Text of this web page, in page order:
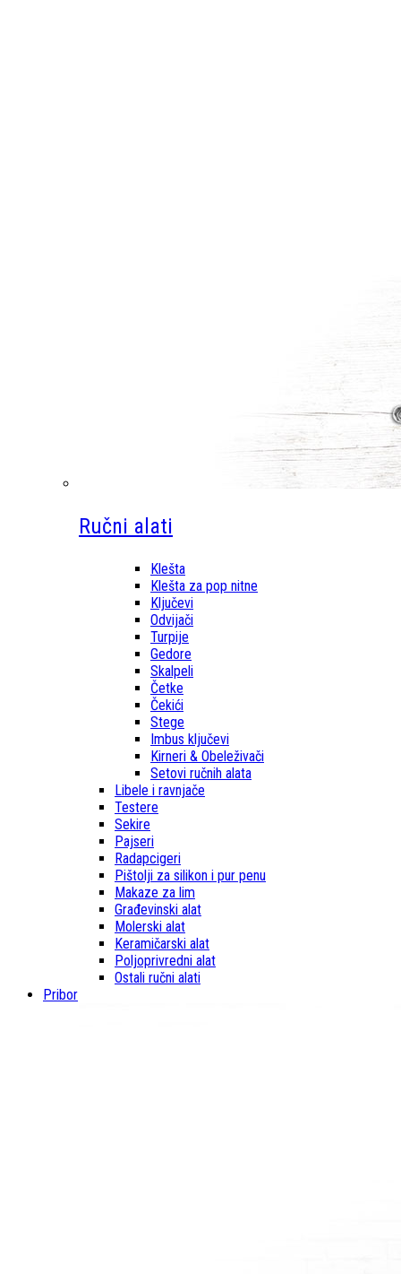
Ručni alati
Klešta
Klešta za pop nitne
Ključevi
Odvijači
Turpije
Gedore
Skalpeli
Četke
Čekići
Stege
Imbus ključevi
Kirneri & Obeleživači
Setovi ručnih alata
Libele i ravnjače
Testere
Sekire
Pajseri
Radapcigeri
Pištolji za silikon i pur penu
Makaze za lim
Građevinski alat
Molerski alat
Keramičarski alat
Poljoprivredni alat
Ostali ručni alati
Pribor